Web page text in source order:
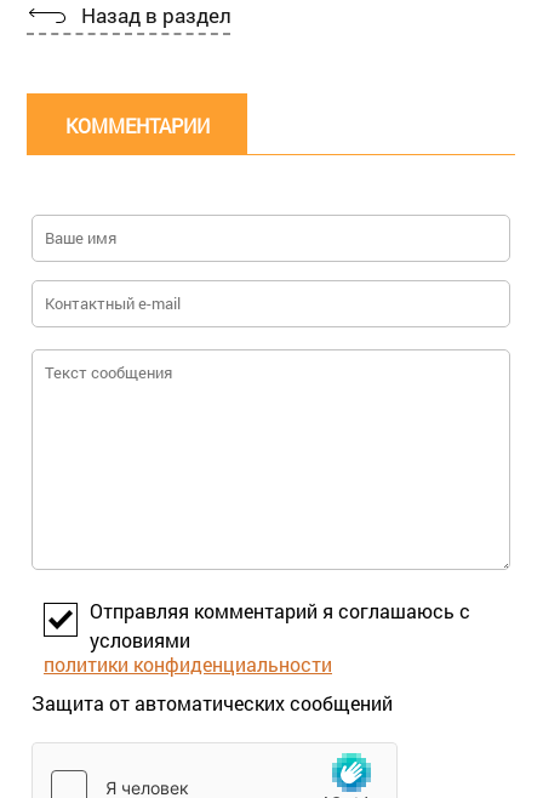
Назад в раздел
КОММЕНТАРИИ
Отправляя комментарий я соглашаюсь с
условиями
политики конфиденциальности
Защита от автоматических сообщений